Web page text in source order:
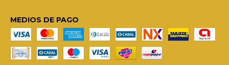
MEDIOS DE PAGO